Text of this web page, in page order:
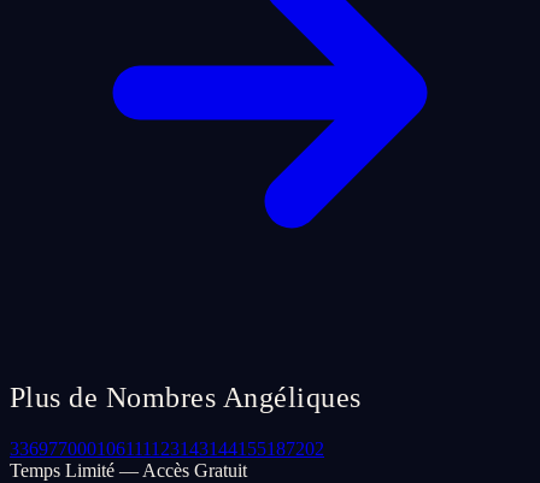
Plus de Nombres Angéliques
336977000106111123143144155187202
Temps Limité — Accès Gratuit